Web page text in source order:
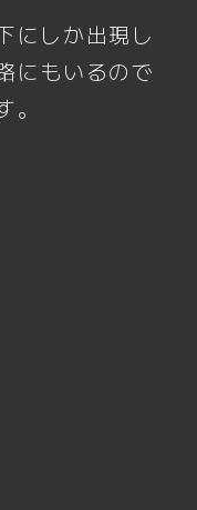
にしか出現し
にもいるので